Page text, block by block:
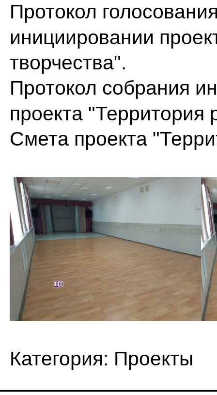
Протокол
инициировании
творчества".
Протокол собрания
проекта "Территория
Смета проекта
Категория: Проекты